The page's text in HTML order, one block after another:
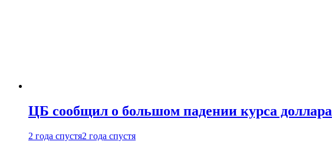
ЦБ сообщил о большом падении курса доллара
2 года спустя2 года спустя